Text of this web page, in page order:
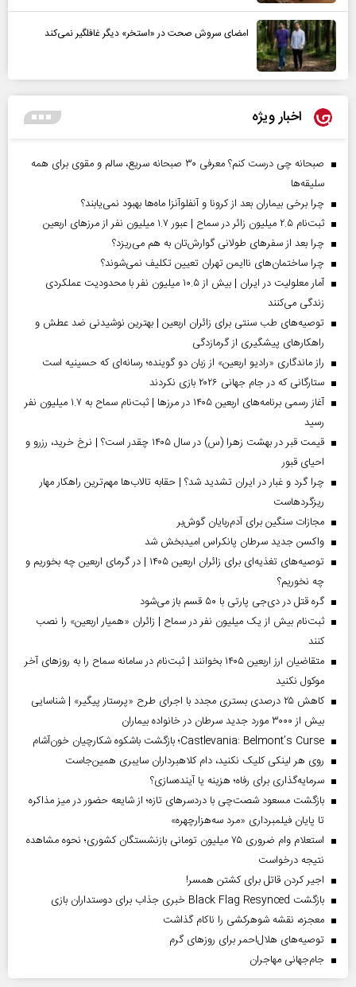
امضای سروش صحت در «استخر» دیگر غافلگیر نمی‌کند
اخبار ویژه
صبحانه چی درست کنم؟ معرفی ۳۰ صبحانه سریع، سالم و مقوی برای همه
سلیقه‌ها
چرا برخی بیماران بعد از کرونا و آنفلوآنزا ماه‌ها بهبود نمی‌یابند؟
ثبت‌نام ۲.۵ میلیون زائر در سماح | عبور ۱.۷ میلیون نفر از مرز‌های اربعین
چرا بعد از سفرهای طولانی گوارش‌تان به هم می‌ریزد؟
چرا ساختمان‌های ناایمن تهران تعیین تکلیف نمی‌شوند؟
آمار معلولیت در ایران | بیش از ۱۰.۵ میلیون نفر با محدودیت عملکردی
زندگی می‌کنند
توصیه‌های طب سنتی برای زائران اربعین | بهترین نوشیدنی ضد عطش و
راهکارهای پیشگیری از گرمازدگی
راز ماندگاری «رادیو اربعین» از زبان دو گوینده؛ رسانه‌ای که حسینیه است
ستارگانی که در جام جهانی ۲۰۲۶ بازی نکردند
آغاز رسمی برنامه‌های اربعین ۱۴۰۵ در مرز‌ها | ثبت‌نام سماح به ۱.۷ میلیون نفر
رسید
قیمت قبر در بهشت زهرا (س) در سال ۱۴۰۵ چقدر است؟ | نرخ خرید، رزرو و
احیای قبور
چرا گرد و غبار در ایران تشدید شد؟ | حقابه تالاب‌ها مهم‌ترین راهکار مهار
ریزگردهاست
مجازات سنگین برای آدم‌ربایان گوش‌بر
واکسن جدید سرطان پانکراس امیدبخش شد
توصیه‌های تغذیه‌ای برای زائران اربعین ۱۴۰۵ | در گرمای اربعین چه بخوریم و
چه نخوریم؟
گره قتل در دی‌جی پارتی با ۵۰ قسم باز می‌شود
ثبت‌نام بیش از یک میلیون نفر در سماح | زائران «همیار اربعین» را نصب
کنند
متقاضیان ارز اربعین ۱۴۰۵ بخوانند | ثبت‌نام در سامانه سماح را به روز‌های آخر
موکول نکنید
کاهش ۲۵ درصدی بستری مجدد با اجرای طرح «پرستار پیگیر» | شناسایی
بیش از ۳۰۰۰ مورد جدید سرطان در خانواده بیماران
Castlevania: Belmont’s Curse؛ بازگشت باشکوه شکارچیان خون‌آشام
روی هر لینکی کلیک نکنید، دام کلاهبرداران سایبری همین‌جاست
سرمایه‌گذاری برای رفاه؛ هزینه یا آینده‌سازی؟
بازگشت مسعود شصت‌چی با دردسر‌های تازه؛ از شایعه حضور در میز مذاکره
تا پایان فیلمبرداری «مرد سه‌هزارچهره»
استعلام وام ضروری ۷۵ میلیون تومانی بازنشستگان کشوری؛ نحوه مشاهده
نتیجه درخواست
اجیر کردن قاتل برای کشتن همسر!
بازگشت Black Flag Resynced خبری جذاب برای دوستداران بازی
معجزه، نقشه شوهرکشی را ناکام گذاشت
توصیه‌های هلال‌احمر برای روز‌های گرم
جام‌جهانی مهاجران